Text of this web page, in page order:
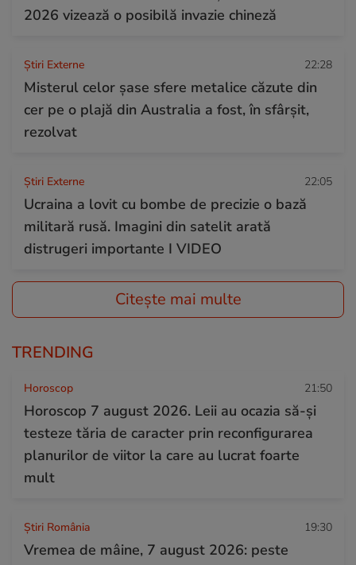
2026 vizează o posibilă invazie chineză
Știri Externe 22:28
Misterul celor șase sfere metalice căzute din
cer pe o plajă din Australia a fost, în sfârșit,
rezolvat
Știri Externe 22:05
Ucraina a lovit cu bombe de precizie o bază
militară rusă. Imagini din satelit arată
distrugeri importante I VIDEO
Citește mai multe
TRENDING
Horoscop 21:50
Horoscop 7 august 2026. Leii au ocazia să-și
testeze tăria de caracter prin reconfigurarea
planurilor de viitor la care au lucrat foarte
mult
Știri România 19:30
Vremea de mâine, 7 august 2026: peste